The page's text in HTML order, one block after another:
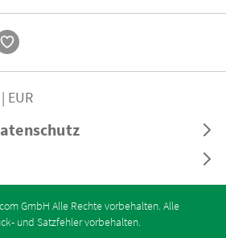
EUR
GmbH Alle Rechte vorbehalten. Alle
und Satzfehler vorbehalten.